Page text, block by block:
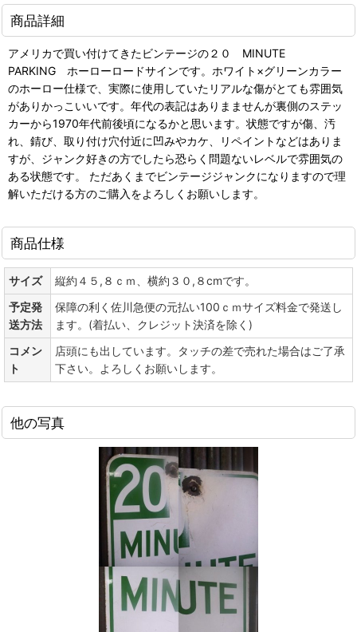
商品詳細
アメリカで買い付けてきたビンテージの２０ MINUTE
PARKING ホーローロードサインです。ホワイト×グリーンカラー
のホーロー仕様で、実際に使用していたリアルな傷がとても雰囲気
がありかっこいいです。年代の表記はありまませんが裏側のステッ
カーから1970年代前後頃になるかと思います。状態ですが傷、汚
れ、錆び、取り付け穴付近に凹みやカケ、リペイントなどはありま
すが、ジャンク好きの方でしたら恐らく問題ないレベルで雰囲気の
ある状態です。 ただあくまでビンテージジャンクになりますので理
解いただける方のご購入をよろしくお願いします。
商品仕様
サイズ
縦約４５,８ｃｍ、横約３０,８cmです。
予定発
送方法
保障の利く佐川急便の元払い100ｃｍサイズ料金で発送し
ます。(着払い、クレジット決済を除く)
コメン
ト
店頭にも出しています。タッチの差で売れた場合はご了承
下さい。よろしくお願いします。
他の写真